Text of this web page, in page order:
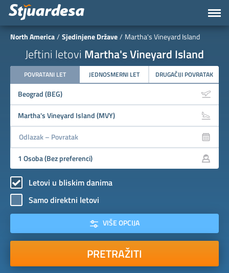
North America Sjedinjene Države Martha's Vineyard Island
Jeftini letovi Martha's Vineyard Island
POVRATANI LET JEDNOSMERNI LET DRUGAČIJI POVRATAK
Letovi u bliskim danima
Samo direktni letovi
VIŠE OPCIJA
PRETRAŽITI